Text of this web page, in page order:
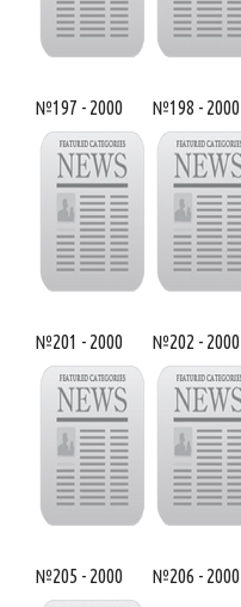
№197 - 2000 №198 - 2000
№201 - 2000 №202 - 2000
№205 - 2000 №206 - 2000